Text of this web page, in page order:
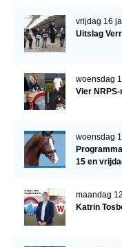
vrijdag 16
Uitslag
woensdag
Vier
woensdag
15 en
maandag
Katrin